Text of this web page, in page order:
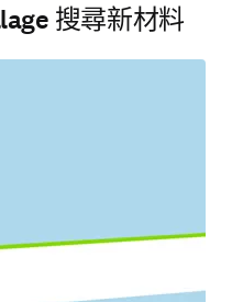
搜尋新材料